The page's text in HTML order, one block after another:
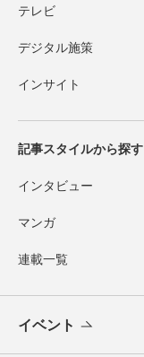
テレビ
デジタル施策
インサイト
記事スタイルから探す
インタビュー
マンガ
連載一覧
イベント